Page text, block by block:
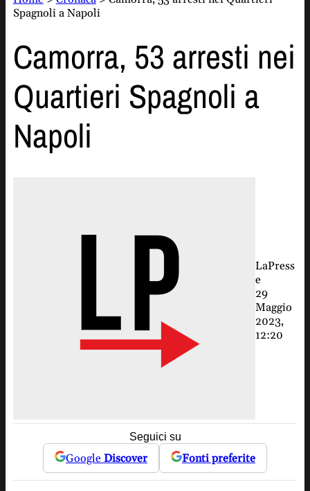
Spagnoli a Napoli
Camorra, 53 arresti nei
Quartieri Spagnoli a
Napoli
LaPress
e
29
Maggio
2023,
12:20
Seguici su
Google Discover Fonti preferite